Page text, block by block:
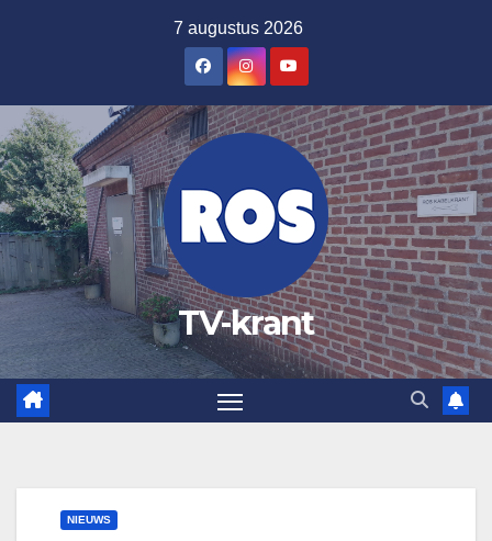
inhoud
7 augustus 2026
TV-krant
NIEUWS